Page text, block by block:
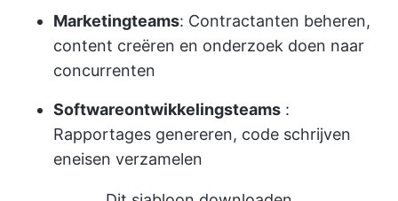
Marketingteams: Contractanten beheren,
content creëren en onderzoek doen naar
concurrenten
Softwareontwikkelingsteams :
Rapportages genereren, code schrijven
eneisen verzamelen